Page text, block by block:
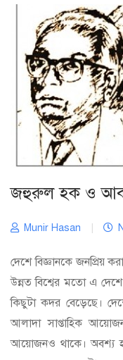
জহুরুল হক ও
Munir Hasan
দেশে বিজ্ঞানকে জনপ্রিয়
উন্নত বিশ্বের মতো এ
কিছুটা কদর বেড়েছে।
আলাদা সাপ্তাহিক
আয়োজনও থাকে। অবশ্য